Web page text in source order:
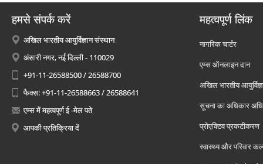
हमसे संपर्क करें
अखिल भारतीय आयुर्विज्ञान संस्थान
अंसारी नगर, नई दिल्ली - 110029
+91-11-26588500 / 26588700
फैक्स: +91-11-26588663 / 26588641
एम्स में महत्वपूर्ण ई -मेल पते
आपकी प्रतिक्रिया दें
महत्वपूर्ण लिंक
नागरिक चार्टर
एम्स ऑनलाइन दान
अखिल भारतीय
सूचना का अधिकार
प्रोएक्टिव प्रकटीकरण
स्वास्थ्य और परिवार